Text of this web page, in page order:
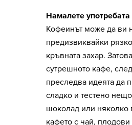
Намалете
Кофеинът може да ви
предизвиквайки
кръвната захар.
сутрешното кафе,
преследва идеята да
сладко и тестено
шоколад или няколко
кафето с чай,